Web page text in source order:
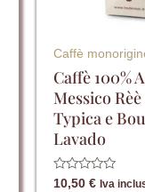
Caffè
Caffè 100%
Messico
Typica e
Lavado
Valutato
10,50 € Iva